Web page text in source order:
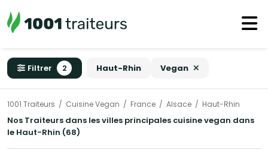
Filtrer 2 Haut-Rhin Vegan
1001 Traiteurs Cuisine Vegan France Alsace Haut-Rhin
Nos Traiteurs dans les villes principales cuisine vegan dans
le Haut-Rhin (68)